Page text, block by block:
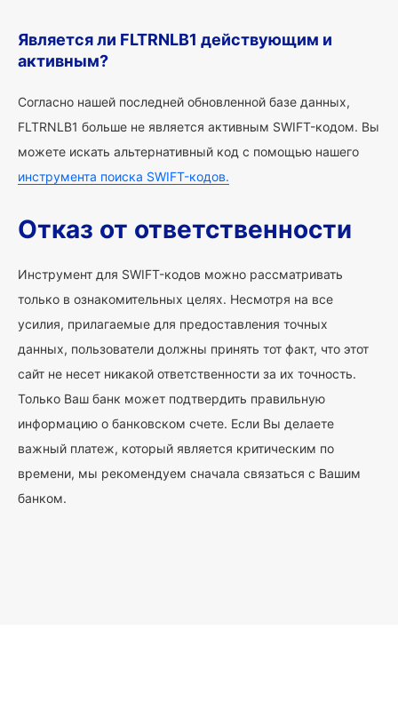
Является ли FLTRNLB1 действующим и
активным?
Согласно нашей последней обновленной базе данных,
FLTRNLB1 больше не является активным SWIFT-кодом. Вы
можете искать альтернативный код с помощью нашего
инструмента поиска SWIFT-кодов.
Отказ от ответственности
Инструмент для SWIFT-кодов можно рассматривать
только в ознакомительных целях. Несмотря на все
усилия, прилагаемые для предоставления точных
данных, пользователи должны принять тот факт, что этот
сайт не несет никакой ответственности за их точность.
Только Ваш банк может подтвердить правильную
информацию о банковском счете. Если Вы делаете
важный платеж, который является критическим по
времени, мы рекомендуем сначала связаться с Вашим
банком.